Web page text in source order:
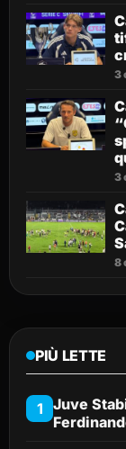
3
3
8
PIÙ LETTE
1 Juve